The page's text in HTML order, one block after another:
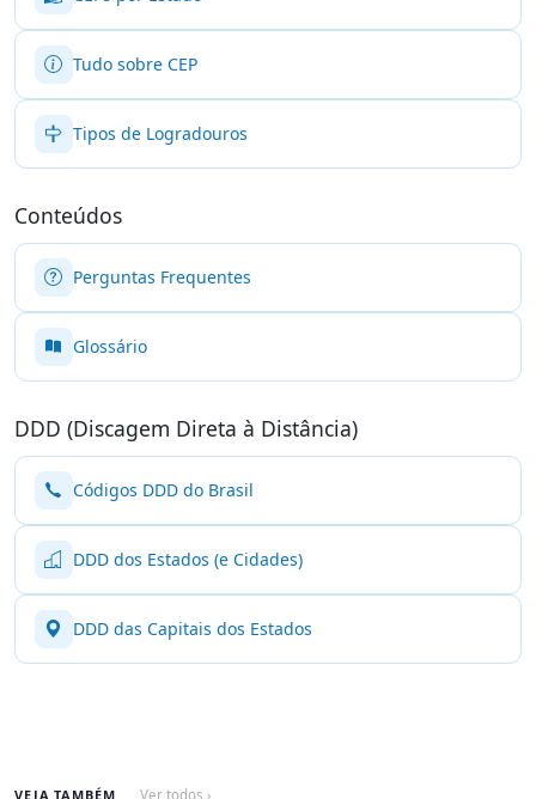
Tudo sobre CEP
Tipos de Logradouros
Conteúdos
Perguntas Frequentes
Glossário
DDD (Discagem Direta à Distância)
Códigos DDD do Brasil
DDD dos Estados (e Cidades)
DDD das Capitais dos Estados
VEJA TAMBÉM Ver todos ›